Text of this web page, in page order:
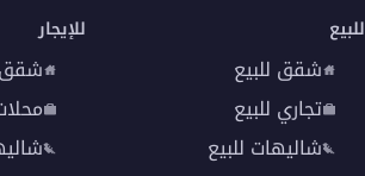
للبيع
شقق للبيع
تجاري للبيع
شاليهات للبيع
للإيجار
شقق